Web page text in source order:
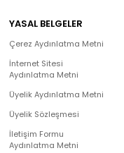
YASAL BELGELER
Çerez Aydınlatma Metni
İnternet Sitesi
Aydınlatma Metni
Üyelik Aydınlatma Metni
Üyelik Sözleşmesi
İletişim Formu
Aydınlatma Metni